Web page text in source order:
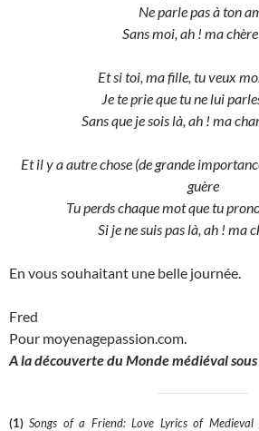
Ne parle pas à ton
Sans moi, ah ! ma
Et si toi, ma fille, tu veux
Je te prie que tu ne lui
Sans que je sois là, ah ! ma
Et il y a autre chose (de grande
guère
Tu perds chaque mot que tu
Si je ne suis pas là, ah ! ma
En vous souhaitant une belle journée.
Fred
Pour moyenagepassion.com.
A la découverte du Monde médiéval
(1) Songs of a Friend: Love Lyrics of Medieval